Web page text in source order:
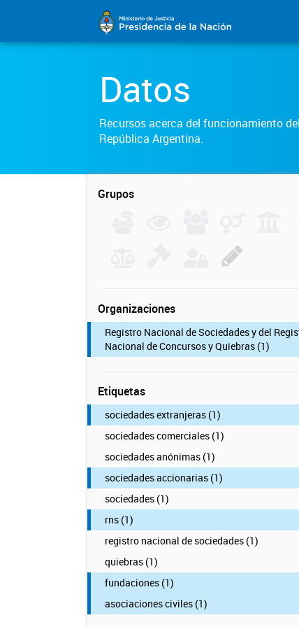
Datos
Recursos acerca del funcionamiento
República Argentina.
Grupos
Organizaciones
Registro Nacional de Sociedades y del
Nacional de Concursos y Quiebras (1)
Etiquetas
sociedades extranjeras (1)
sociedades comerciales (1)
sociedades anónimas (1)
sociedades accionarias (1)
sociedades (1)
rns (1)
registro nacional de sociedades (1)
quiebras (1)
fundaciones (1)
asociaciones civiles (1)